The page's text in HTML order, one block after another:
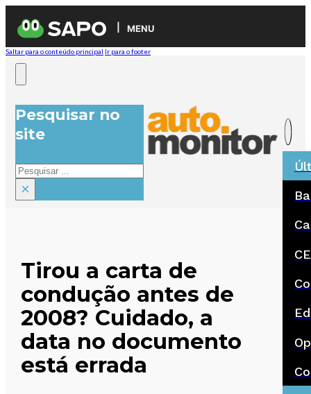
MENU
Saltar para o conteúdo principal Ir para o footer
Pesquisar no
site
Pesquisar
×
Tirou a carta de
condução antes de
2008? Cuidado, a
data no documento
está errada